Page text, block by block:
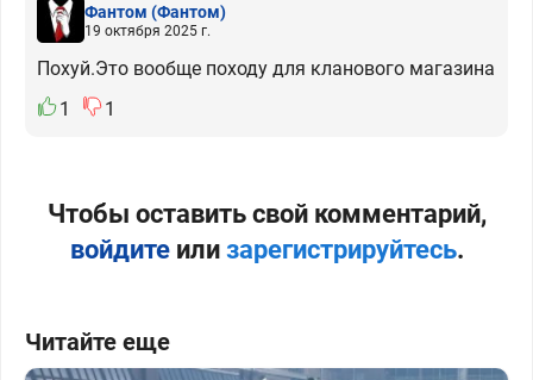
Фантом (Фантом)
19 октября 2025 г.
Похуй.Это вообще походу для кланового магазина
1
1
Чтобы оставить свой комментарий,
войдитеили зарегистрируйтесь.
Читайте еще